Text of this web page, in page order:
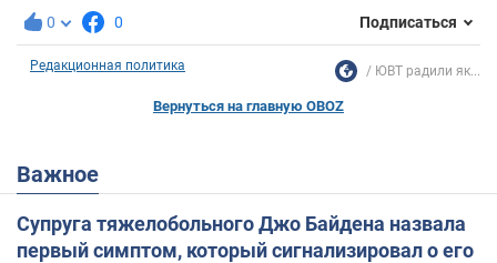
0 0 Подписаться
Редакционная политика ЮВТ радили як...
Вернуться на главную OBOZ
Важное
Супруга тяжелобольного Джо Байдена назвала
первый симптом, который сигнализировал о его